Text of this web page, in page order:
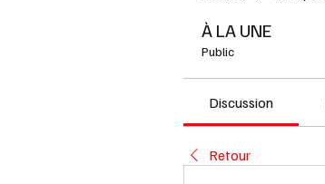
À LA UNE
Public
Discussion
Retour